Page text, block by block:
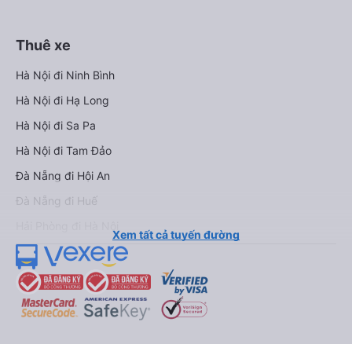
Thuê xe
Hà Nội đi Ninh Bình
Hà Nội đi Hạ Long
Hà Nội đi Sa Pa
Hà Nội đi Tam Đảo
Đà Nẵng đi Hội An
Đà Nẵng đi Huế
Xem tất cả tuyến đường